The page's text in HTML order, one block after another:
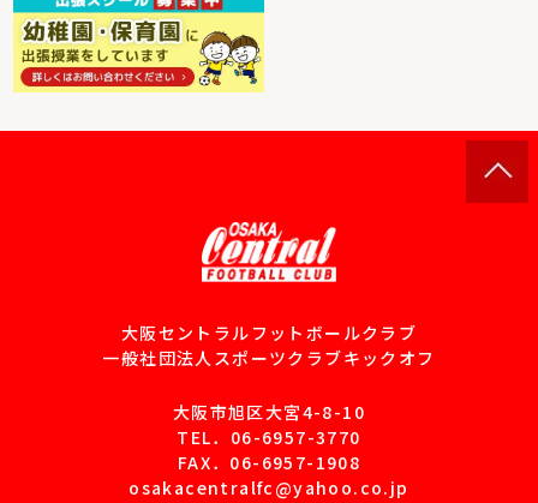
大阪セントラルフットボールクラブ
一般社団法人スポーツクラブキックオフ
大阪市旭区大宮4-8-10
TEL． 06-6957-3770
FAX．06-6957-1908
osakacentralfc@yahoo.co.jp